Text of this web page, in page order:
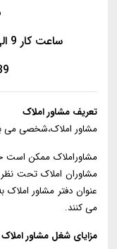
ساعت کار 9 الی 5 بعداز ظهر - بجز ایام تعطیل
تعریف مشاور املاک
مشاور املاک،شخصی می
مشاوراملاک ممکن است
مشاوران املاک تحت
عنوان دفتر مشاور املاک
می کنند.
مزایای شغل مشاور املاک